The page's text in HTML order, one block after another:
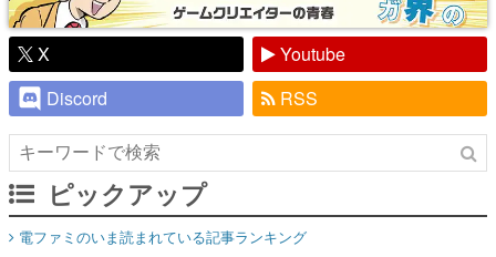
X
Youtube
Discord
RSS
ピックアップ
電ファミのいま読まれている記事ランキング